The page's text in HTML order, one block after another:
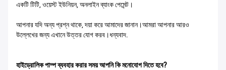
একটি টিটি, ওয়েস্ট ইউনিয়ন, অনলাইন ব্যাংক পেমেন্ট।
আপনার যদি অন্য প্রশ্ন থাকে, দয়া করে আমাদের জানান।আমরা আপনার আরও
উল্লেখের জন্য এখানে উত্তর যোগ করব।ধন্যবাদ.
হাইড্রোলিক পাম্প ব্যবহার করার সময় আপনি কি মনোযোগ দিতে হবে?